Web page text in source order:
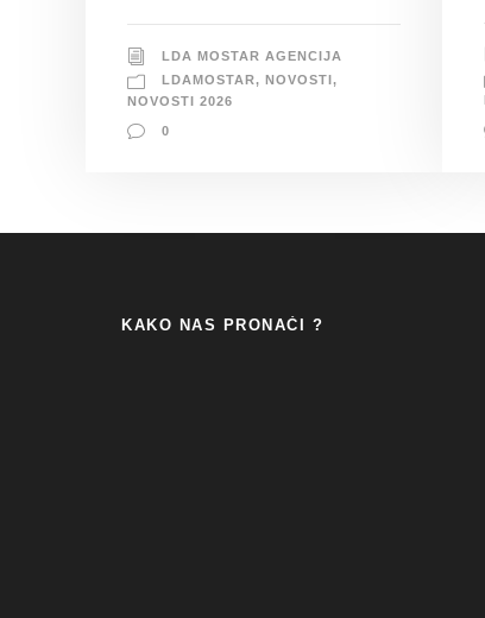
LDA MOSTAR AGENCIJA
LDAMOSTAR, NOVOSTI,
NOVOSTI 2026
0
KAKO NAS PRONAĆI ?